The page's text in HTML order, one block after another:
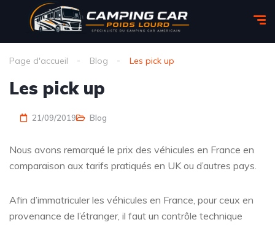
Page d'accueil Blog Les pick up
Les pick up
21/09/2019 Blog
Nous avons remarqué le prix des véhicules en France en
comparaison aux tarifs pratiqués en UK ou d’autres pays.
Afin d’immatriculer les véhicules en France, pour ceux en
provenance de l’étranger, il faut un contrôle technique